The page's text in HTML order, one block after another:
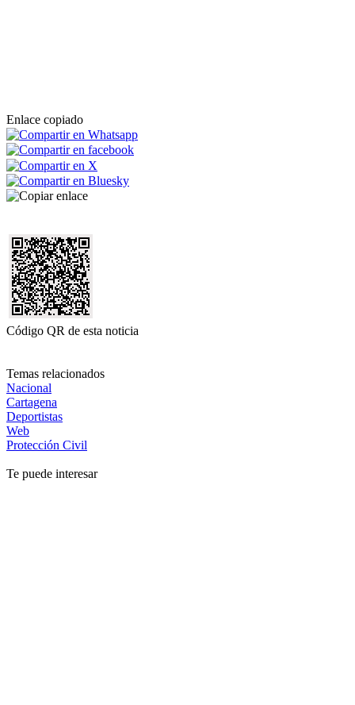
Enlace copiado
Código QR de esta noticia
Temas relacionados
Nacional
Cartagena
Deportistas
Web
Protección Civil
Te puede interesar